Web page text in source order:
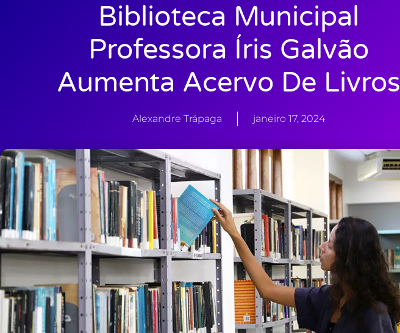
Biblioteca Municipal
Professora Íris Galvão
Aumenta Acervo De Livros
Alexandre Trápaga janeiro 17, 2024